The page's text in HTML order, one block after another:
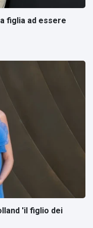
figlia ad essere
'il figlio dei